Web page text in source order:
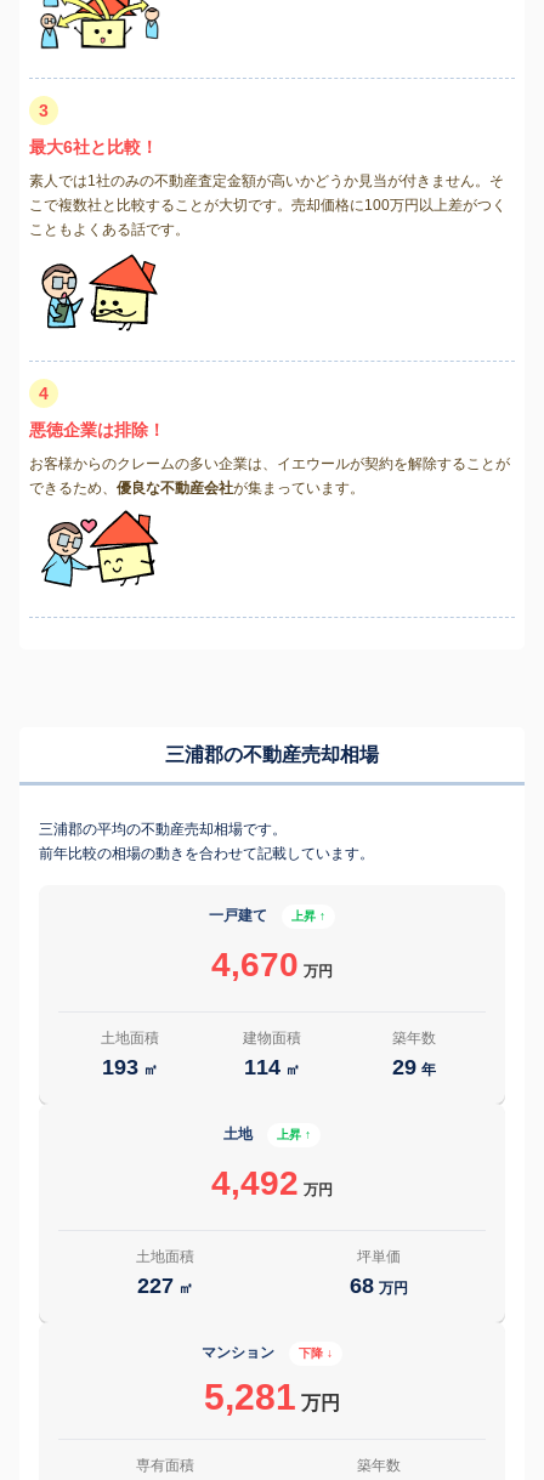
3
最大6社と比較！
素人では1社のみの不動産査定金額が高いかどうか見当が付きません。そ
こで複数社と比較することが大切です。売却価格に100万円以上差がつく
こともよくある話です。
4
悪徳企業は排除！
お客様からのクレームの多い企業は、イエウールが契約を解除することが
できるため、 優良な不動産会社が集まっています。
三浦郡の不動産売却相場
三浦郡の平均の不動産売却相場です。
前年比較の相場の動きを合わせて記載しています。
一戸建て 上昇 ↑
4,670 万円
土地面積
193 ㎡
建物面積
114 ㎡
築年数
29 年
土地 上昇 ↑
4,492 万円
土地面積
227 ㎡
坪単価
68 万円
マンション 下降 ↓
5,281 万円
専有面積 築年数